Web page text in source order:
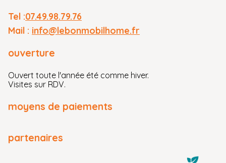
Tel :07.49.98.79.76
Mail : info@lebonmobilhome.fr
ouverture
Ouvert toute l'année été comme hiver.
Visites sur RDV.
moyens de paiements
partenaires